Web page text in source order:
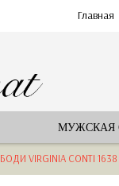
Главная
МУЖСКАЯ
CONTI 1638